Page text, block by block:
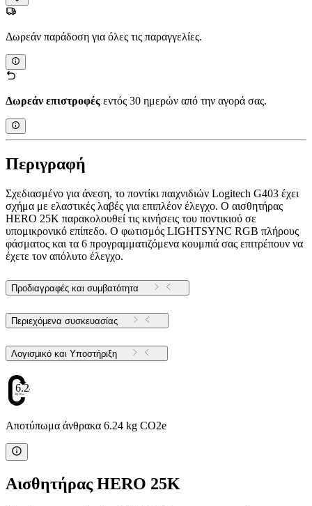
Δωρεάν παράδοση για όλες τις παραγγελίες.
Δωρεάν επιστροφές εντός 30 ημερών από την αγορά σας.
Περιγραφή
Σχεδιασμένο για άνεση, το ποντίκι παιχνιδιών Logitech G403 έχει
σχήμα με ελαστικές λαβές για επιπλέον έλεγχο. Ο αισθητήρας
HERO 25K παρακολουθεί τις κινήσεις του ποντικιού σε
υπομικρονικό επίπεδο. Ο φωτισμός LIGHTSYNC RGB πλήρους
φάσματος και τα 6 προγραμματιζόμενα κουμπιά σας επιτρέπουν να
έχετε τον απόλυτο έλεγχο.
Προδιαγραφές και συμβατότητα
Περιεχόμενα συσκευασίας
Λογισμικό και Υποστήριξη
6.24
Αποτύπωμα άνθρακα 6.24 kg CO2e
Αισθητήρας HERO 25K